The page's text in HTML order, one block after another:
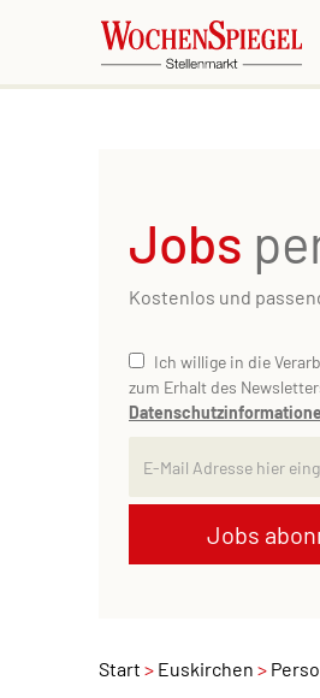
Jobs
Kostenlos und
Jobs
Ich willige in die
zum Erhalt des
Start Euskirchen